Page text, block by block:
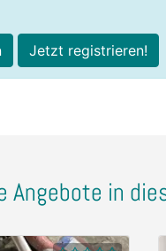
Jetzt registrieren!
Angebote in